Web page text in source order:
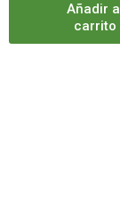
Añadir al
carrito